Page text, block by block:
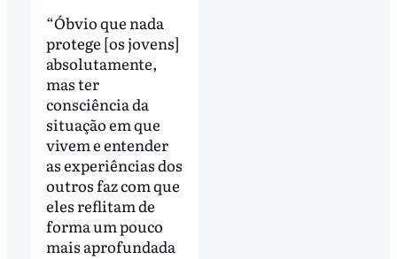
“Óbvio que nada
protege [os jovens]
absolutamente,
mas ter
consciência da
situação em que
vivem e entender
as experiências dos
outros faz com que
eles reflitam de
forma um pouco
mais aprofundada